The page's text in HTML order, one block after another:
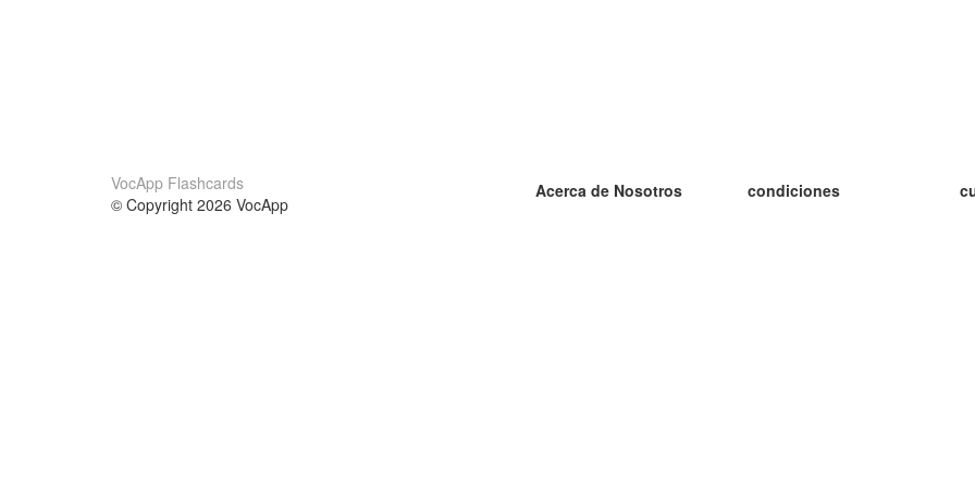
VocApp Flashcards
© Copyright 2026 VocApp
Acerca de Nosotros
condiciones